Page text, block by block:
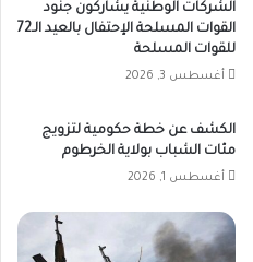
الشركات الوطنية يشاركون جنود
القوات المسلحة الإحتفال بالعيد الـ72
للقوات المسلحة
أغسطس 3, 2026
الكشف عن خطة حكومية لتزويج
مئات الشباب بولاية الخرطوم
أغسطس 1, 2026